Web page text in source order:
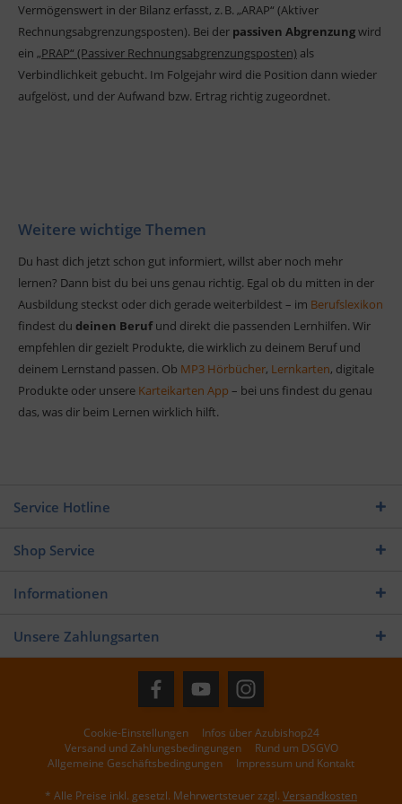
Vermögenswert in der Bilanz erfasst, z. B. „ARAP“ (Aktiver
Rechnungsabgrenzungsposten). Bei der passiven Abgrenzungwird
ein „PRAP“ (Passiver Rechnungsabgrenzungsposten) als
Verbindlichkeit gebucht. Im Folgejahr wird die Position dann wieder
aufgelöst, und der Aufwand bzw. Ertrag richtig zugeordnet.
Weitere wichtige Themen
Du hast dich jetzt schon gut informiert, willst aber noch mehr
lernen? Dann bist du bei uns genau richtig. Egal ob du mitten in der
Ausbildung steckst oder dich gerade weiterbildest – im Berufslexikon
findest du deinen Berufund direkt die passenden Lernhilfen. Wir
empfehlen dir gezielt Produkte, die wirklich zu deinem Beruf und
deinem Lernstand passen. Ob MP3 Hörbücher, Lernkarten, digitale
Produkte oder unsere Karteikarten App – bei uns findest du genau
das, was dir beim Lernen wirklich hilft.
Service Hotline
Shop Service
Informationen
Unsere Zahlungsarten
Cookie-Einstellungen
Infos über Azubishop24
Versand und Zahlungsbedingungen
Rund um DSGVO
Allgemeine Geschäftsbedingungen
Impressum und Kontakt
* Alle Preise inkl. gesetzl. Mehrwertsteuer zzgl. Versandkosten